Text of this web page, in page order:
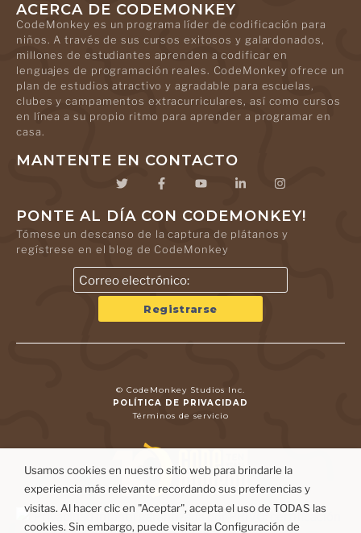
ACERCA DE CODEMONKEY
CodeMonkey es un programa líder de codificación para
niños. A través de sus cursos exitosos y galardonados,
millones de estudiantes aprenden a codificar en
lenguajes de programación reales. CodeMonkey ofrece un
plan de estudios atractivo y agradable para escuelas,
clubes y campamentos extracurriculares, así como cursos
en línea a su propio ritmo para aprender a programar en
casa.
MANTENTE EN CONTACTO
PONTE AL DÍA CON CODEMONKEY!
Tómese un descanso de la captura de plátanos y
regístrese en el blog de CodeMonkey
© CodeMonkey Studios Inc.
POLÍTICA DE PRIVACIDAD
Términos de servicio
Usamos cookies en nuestro sitio web para brindarle la
experiencia más relevante recordando sus preferencias y
visitas. Al hacer clic en "Aceptar", acepta el uso de TODAS las
cookies. Sin embargo, puede visitar la Configuración de